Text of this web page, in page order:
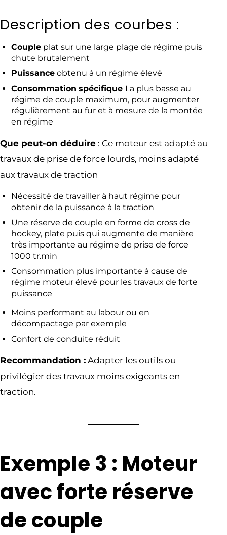
Description des courbes :
Couple plat sur une large plage de régime puis
chute brutalement
Puissance obtenu à un régime élevé
Consommation spécifique La plus basse au
régime de couple maximum, pour augmenter
régulièrement au fur et à mesure de la montée
en régime
Que peut-on déduire : Ce moteur est adapté au
travaux de prise de force lourds, moins adapté
aux travaux de traction
Nécessité de travailler à haut régime pour
obtenir de la puissance à la traction
Une réserve de couple en forme de cross de
hockey, plate puis qui augmente de manière
très importante au régime de prise de force
1000 tr.min
Consommation plus importante à cause de
régime moteur élevé pour les travaux de forte
puissance
Moins performant au labour ou en
décompactage par exemple
Confort de conduite réduit
Recommandation : Adapter les outils ou
privilégier des travaux moins exigeants en
traction.
Exemple 3 : Moteur
avec forte réserve
de couple